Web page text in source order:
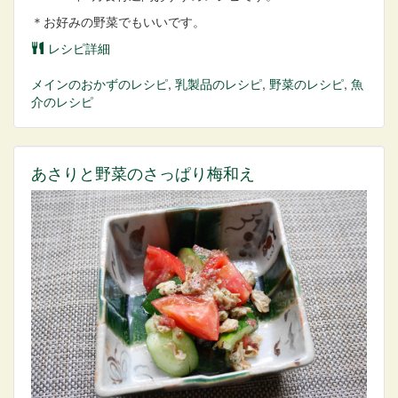
＊お好みの野菜でもいいです。
レシピ詳細
メインのおかずのレシピ, 乳製品のレシピ, 野菜のレシピ, 魚
介のレシピ
あさりと野菜のさっぱり梅和え